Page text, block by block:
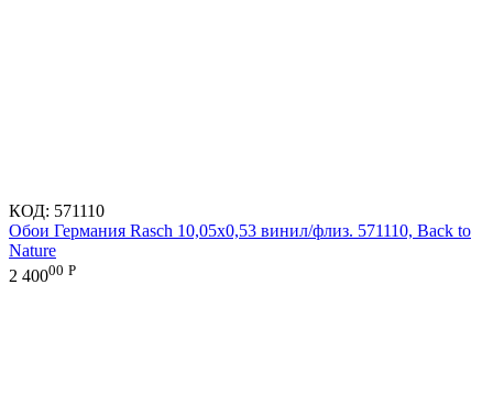
КОД: 571110
Обои Германия Rasch 10,05x0,53 винил/флиз. 571110, Back to
Nature
2 40000 Р